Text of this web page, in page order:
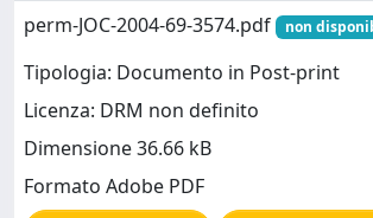
perm-JOC-2004-69-3574.pdf
non
Tipologia: Documento in Post-print
Licenza: DRM non definito
Dimensione 36.66 kB
Formato Adobe PDF